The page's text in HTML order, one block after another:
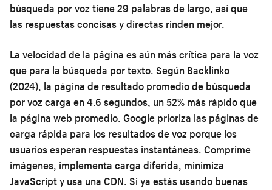
búsqueda por voz tiene 29 palabras de largo, así que
las respuestas concisas y directas rinden mejor.
La velocidad de la página es aún más crítica para la voz
que para la búsqueda por texto. Según Backlinko
(2024), la página de resultado promedio de búsqueda
por voz carga en 4.6 segundos, un 52% más rápido que
la página web promedio. Google prioriza las páginas de
carga rápida para los resultados de voz porque los
usuarios esperan respuestas instantáneas. Comprime
imágenes, implementa carga diferida, minimiza
JavaScript y usa una CDN. Si ya estás usando buenas